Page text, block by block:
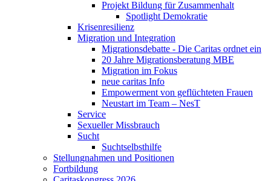
Projekt Bildung für Zusammenhalt
Spotlight Demokratie
Krisenresilienz
Migration und Integration
Migrationsdebatte - Die Caritas ordnet ein
20 Jahre Migrationsberatung MBE
Migration im Fokus
neue caritas Info
Empowerment von geflüchteten Frauen
Neustart im Team – NesT
Service
Sexueller Missbrauch
Sucht
Suchtselbsthilfe
Stellungnahmen und Positionen
Fortbildung